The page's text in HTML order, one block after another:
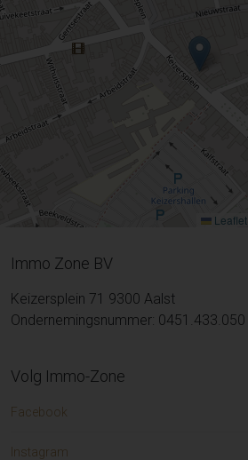
Leaflet
Immo Zone BV
Keizersplein 71 9300 Aalst
Ondernemingsnummer: 0451.433.050
Volg Immo-Zone
Facebook
Instagram